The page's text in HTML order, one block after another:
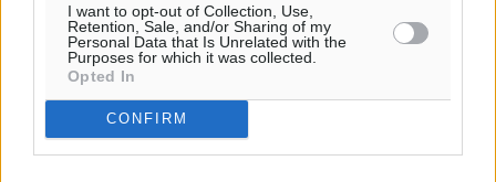
I want to opt-out of Collection, Use,
Retention, Sale, and/or Sharing of my
Personal Data that Is Unrelated with the
Purposes for which it was collected.
Opted In
CONFIRM
°